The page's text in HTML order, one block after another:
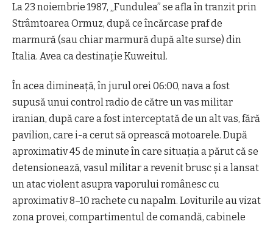
La 23 noiembrie 1987, „Fundulea” se afla în tranzit prin
Strâmtoarea Ormuz, după ce încărcase praf de
marmură (sau chiar marmură după alte surse) din
Italia. Avea ca destinație Kuweitul.
În acea dimineață, în jurul orei 06:00, nava a fost
supusă unui control radio de către un vas militar
iranian, după care a fost interceptată de un alt vas, fără
pavilion, care i-a cerut să oprească motoarele. După
aproximativ 45 de minute în care situația a părut că se
detensionează, vasul militar a revenit brusc și a lansat
un atac violent asupra vaporului românesc cu
aproximativ 8–10 rachete cu napalm. Loviturile au vizat
zona provei, compartimentul de comandă, cabinele